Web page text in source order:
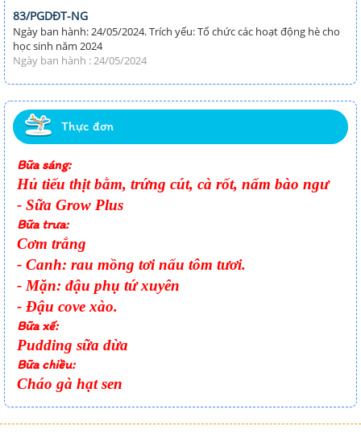
83/PGDĐT-NG
Ngày ban hành: 24/05/2024. Trích yếu: Tổ chức các hoạt động hè cho
học sinh năm 2024
Ngày ban hành : 24/05/2024
Thực đơn
Bữa sáng:
Hủ tiếu thịt bằm, trứng cút, cà rốt, nấm bào ngư
- Sữa Grow Plus
Bữa trưa:
Cơm trắng
- Canh: rau mồng tơi nấu tôm tươi.
- Mặn: đậu phụ tứ xuyên
- Đậu cove xào.
Bữa xế:
Pudding sữa dừa
Bữa chiều:
Cháo gà hạt sen